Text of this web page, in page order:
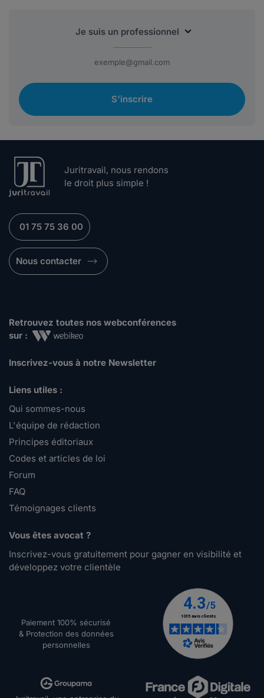
S'inscrire
Juritravail, nous rendons
le droit plus simple !
01 75 75 36 00
Nous contacter
Retrouvez toutes nos webconférences
sur :
Inscrivez-vous à notre Newsletter
Liens utiles :
Qui sommes-nous
L'équipe de rédaction
Principes éditoriaux
Codes et articles de loi
Forum
FAQ
Témoignages clients
Vous êtes avocat ?
Inscrivez-vous gratuitement pour gagner en visibilité et
développez votre clientèle
Paiement 100% sécurisé
& Protection des données
personnelles